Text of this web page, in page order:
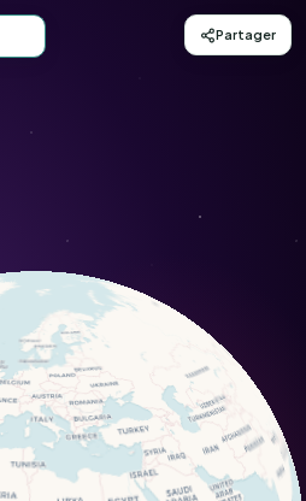
spectabilis (Eremurus
Partager